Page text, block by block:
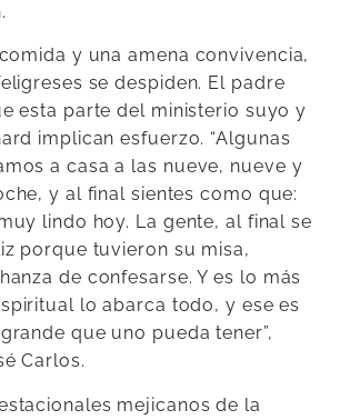
y una amena convivencia,
se despiden. El padre
esta parte del ministerio suyo y
implican esfuerzo. “Algunas
a casa a las nueve, nueve y
y al final sientes como que:
lindo hoy. La gente, al final se
porque tuvieron su misa,
de confesarse. Y es lo más
lo abarca todo, y ese es
que uno pueda tener”,
Carlos.
mejicanos de la